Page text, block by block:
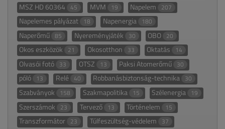
MSZ HD 60364 45 MVM 19 Napelem 207
Napelemes pályázat 18 Napenergia 180
Naperőmű 85 Nyereményjáték 30 OBO 20
Okos eszközök 21 Okosotthon 33 Oktatás 14
Olvasói fotó 33 OTSZ 13 Paksi Atomerőmű 30
póló 13 Relé 40 Robbanásbiztonság-technika 30
Szabványok 158 Szakmapolitika 15 Szélenergia 19
Szerszámok 23 Tervező 13 Történelem 15
Transzformátor 23 Túlfeszültség-védelem 37